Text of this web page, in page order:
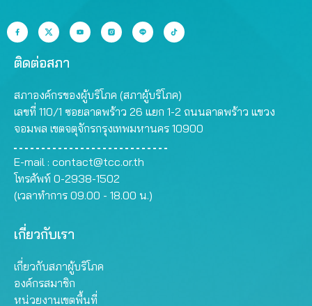
ติดต่อสภา
สภาองค์กรของผู้บริโภค (สภาผู้บริโภค)
เลขที่ 110/1 ซอยลาดพร้าว 26 แยก 1-2 ถนนลาดพร้าว แขวง
จอมพล เขตจตุจักรกรุงเทพมหานคร 10900
E-mail : contact@tcc.or.th
โทรศัพท์ 0-2938-1502
(เวลาทำการ 09.00 - 18.00 น.)
เกี่ยวกับเรา
เกี่ยวกับสภาผู้บริโภค
องค์กรสมาชิก
หน่วยงานเขตพื้นที่